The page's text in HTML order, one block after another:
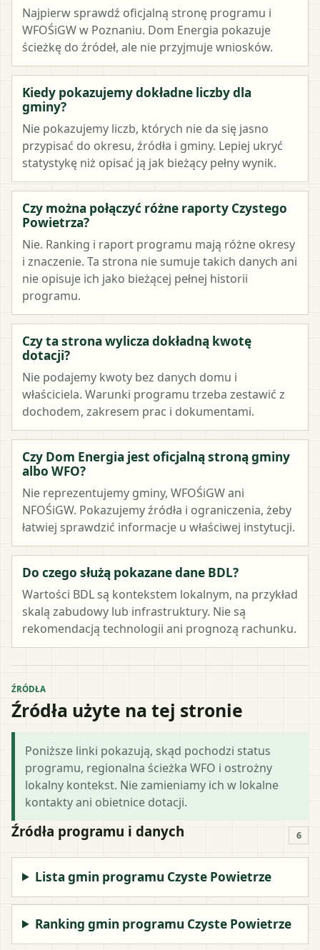
Najpierw sprawdź oficjalną stronę programu i
WFOŚiGW w Poznaniu. Dom Energia pokazuje
ścieżkę do źródeł, ale nie przyjmuje wniosków.
Kiedy pokazujemy dokładne liczby dla
gminy?
Nie pokazujemy liczb, których nie da się jasno
przypisać do okresu, źródła i gminy. Lepiej ukryć
statystykę niż opisać ją jak bieżący pełny wynik.
Czy można połączyć różne raporty Czystego
Powietrza?
Nie. Ranking i raport programu mają różne okresy
i znaczenie. Ta strona nie sumuje takich danych ani
nie opisuje ich jako bieżącej pełnej historii
programu.
Czy ta strona wylicza dokładną kwotę
dotacji?
Nie podajemy kwoty bez danych domu i
właściciela. Warunki programu trzeba zestawić z
dochodem, zakresem prac i dokumentami.
Czy Dom Energia jest oficjalną stroną gminy
albo WFO?
Nie reprezentujemy gminy, WFOŚiGW ani
NFOŚiGW. Pokazujemy źródła i ograniczenia, żeby
łatwiej sprawdzić informacje u właściwej instytucji.
Do czego służą pokazane dane BDL?
Wartości BDL są kontekstem lokalnym, na przykład
skalą zabudowy lub infrastruktury. Nie są
rekomendacją technologii ani prognozą rachunku.
ŹRÓDŁA
Źródła użyte na tej stronie
Poniższe linki pokazują, skąd pochodzi status
programu, regionalna ścieżka WFO i ostrożny
lokalny kontekst. Nie zamieniamy ich w lokalne
kontakty ani obietnice dotacji.
Źródła programu i danych 6
Lista gmin programu Czyste Powietrze
Ranking gmin programu Czyste Powietrze